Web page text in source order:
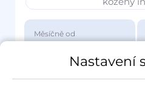
Měsíčně od
3 417 Kč
Nastavení